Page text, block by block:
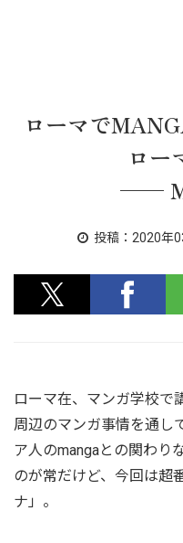
ローマで
ロー
──
投稿： 2020年
ローマ在、マンガ学校で
周辺のマンガ事情を通し
ア人のmangaとの関わり
のが常だけど、今回は超
ナ」。